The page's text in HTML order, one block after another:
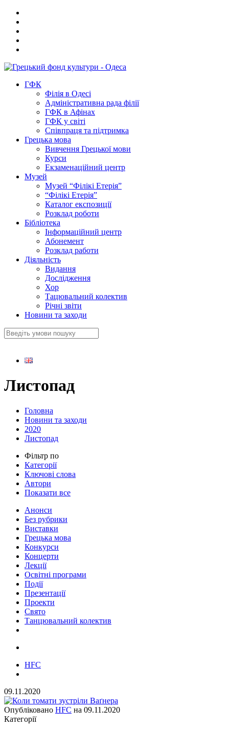
ГФК
Філія в Одесі
Адміністративна рада філії
ГФК в Афінах
ГФК у світі
Співпраця та підтримка
Грецька мова
Вивчення Грецької мови
Курси
Екзаменаційний центр
Музей
Музей “Філікі Етерія”
“Філікі Етерія”
Каталог експозиції
Розклад роботи
Бібліотека
Інформаційний центр
Абонемент
Розклад работи
Діяльність
Видання
Дослідження
Хор
Тацювальний колектив
Річні звіти
Новини та заходи
Листопад
Головна
Новини та заходи
2020
Листопад
Фільтр по
Категорії
Ключові слова
Автори
Показати все
Анонси
Без рубрики
Виставки
Грецька мова
Конкурси
Концерти
Лекції
Освітні програми
Події
Презентації
Проекти
Свято
Танцювальний колектив
HFC
09.11.2020
Опубліковано HFC на 09.11.2020
Категорії